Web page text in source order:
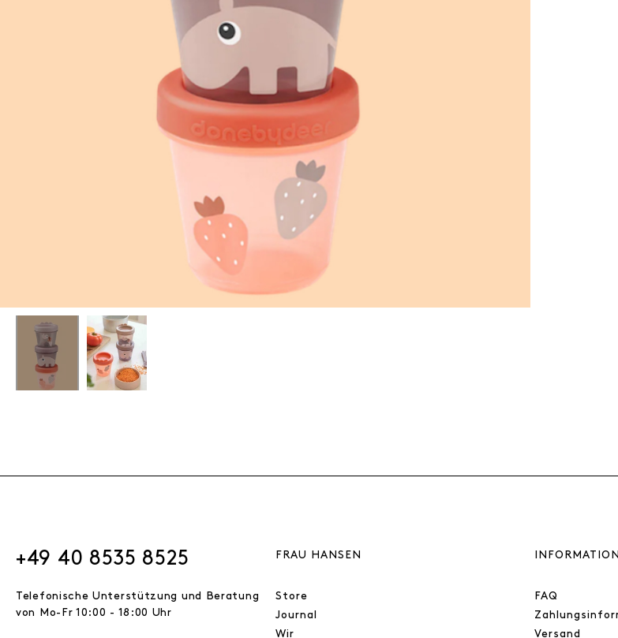
+49 40 8535 8525
Telefonische Unterstützung und Beratung
von Mo-Fr 10:00 - 18:00 Uhr
FRAU HANSEN
Store
Journal
Wir
FAQ
Versand